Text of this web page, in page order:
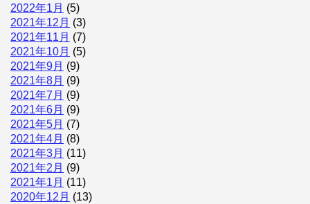
2022年1月 (5)
2021年12月 (3)
2021年11月 (7)
2021年10月 (5)
2021年9月 (9)
2021年8月 (9)
2021年7月 (9)
2021年6月 (9)
2021年5月 (7)
2021年4月 (8)
2021年3月 (11)
2021年2月 (9)
2021年1月 (11)
2020年12月 (13)